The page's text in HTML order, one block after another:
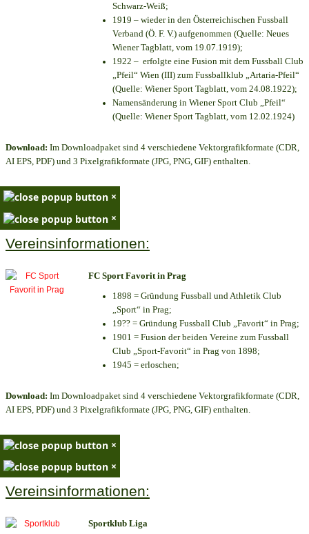
Schwarz-Weiß;
1919 – wieder in den Österreichischen Fussball
Verband (Ö. F. V.) aufgenommen (Quelle: Neues
Wiener Tagblatt, vom 19.07.1919);
1922 – erfolgte eine Fusion mit dem Fussball Club
„Pfeil“ Wien (III) zum Fussballklub „Artaria-Pfeil“
(Quelle: Wiener Sport Tagblatt, vom 24.08.1922);
Namensänderung in Wiener Sport Club „Pfeil“
(Quelle: Wiener Sport Tagblatt, vom 12.02.1924)
Download: Im Downloadpaket sind 4 verschiedene Vektorgrafikformate (CDR,
AI EPS, PDF) und 3 Pixelgrafikformate (JPG, PNG, GIF) enthalten.
×
×
Vereinsinformationen:
FC Sport Favorit in Prag
1898 = Gründung Fussball und Athletik Club
„Sport“ in Prag;
19?? = Gründung Fussball Club „Favorit“ in Prag;
1901 = Fusion der beiden Vereine zum Fussball
Club „Sport-Favorit“ in Prag von 1898;
1945 = erloschen;
Download: Im Downloadpaket sind 4 verschiedene Vektorgrafikformate (CDR,
AI EPS, PDF) und 3 Pixelgrafikformate (JPG, PNG, GIF) enthalten.
×
×
Vereinsinformationen:
Sportklub Liga